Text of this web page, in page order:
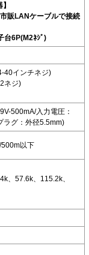
販LANケーブルで接続
台6P(M2ﾈｼﾞ)
40インチネジ)
ネジ)
500mA/入力電圧：
ラグ：外径5.5mm)
以下
、57.6k、115.2k、